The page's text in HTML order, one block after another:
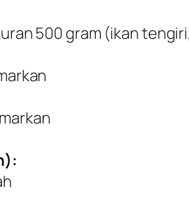
500 gram (ikan